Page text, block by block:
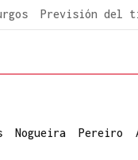
Previsión del
Nogueira Pereiro